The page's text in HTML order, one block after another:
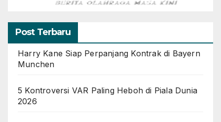
Post Terbaru
Harry Kane Siap Perpanjang Kontrak di Bayern
Munchen
5 Kontroversi VAR Paling Heboh di Piala Dunia
2026